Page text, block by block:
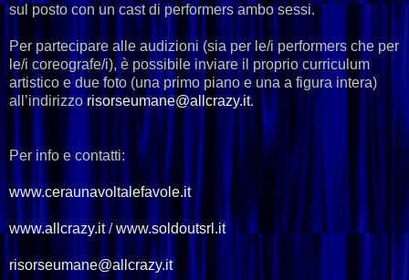
sul posto con un cast di performers ambo sessi.
Per partecipare alle audizioni (sia per le/i performers che per
le/i coreografe/i), è possibile inviare il proprio curriculum
artistico e due foto (una primo piano e una a figura intera)
all’indirizzo risorseumane@allcrazy.it.
Per info e contatti:
www.ceraunavoltalefavole.it
www.allcrazy.it/www.soldoutsrl.it
risorseumane@allcrazy.it